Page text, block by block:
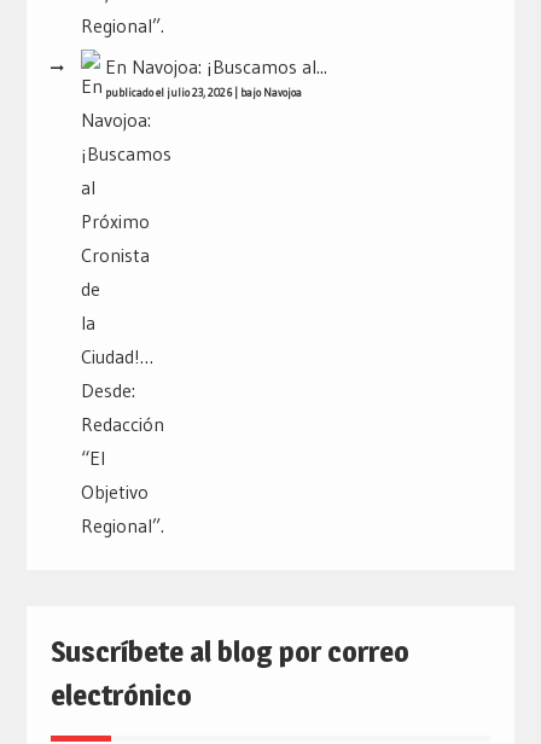
En Navojoa: ¡Buscamos al...
publicado el julio 23, 2026| bajoNavojoa
Suscríbete al blog por correo
electrónico